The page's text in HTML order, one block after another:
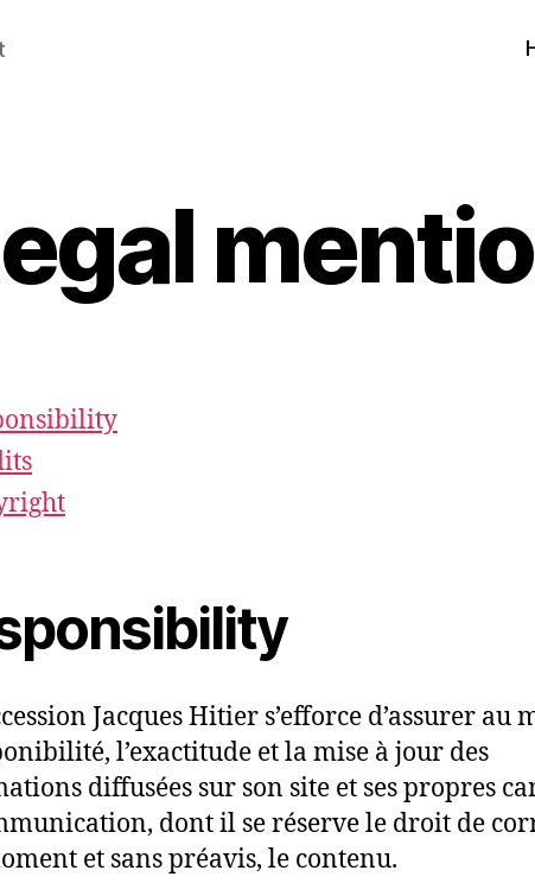
Jacques Hitier s’efforce d’assurer au
l’exactitude et la mise à jour des
diffusées sur son site et ses propres
dont il se réserve le droit de
et sans préavis, le contenu.